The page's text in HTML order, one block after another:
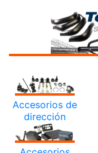
Accesorios de
dirección